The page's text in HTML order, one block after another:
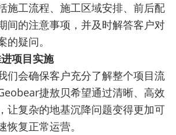
施工流程、施工区域安排、前后配
间的注意事项，并及时解答客户对
疑问。
项目实施
们会确保客户充分了解整个项目流
捷敖贝希望通过清晰、高效
让复杂的地基沉降问题变得更加可
复正常运营。